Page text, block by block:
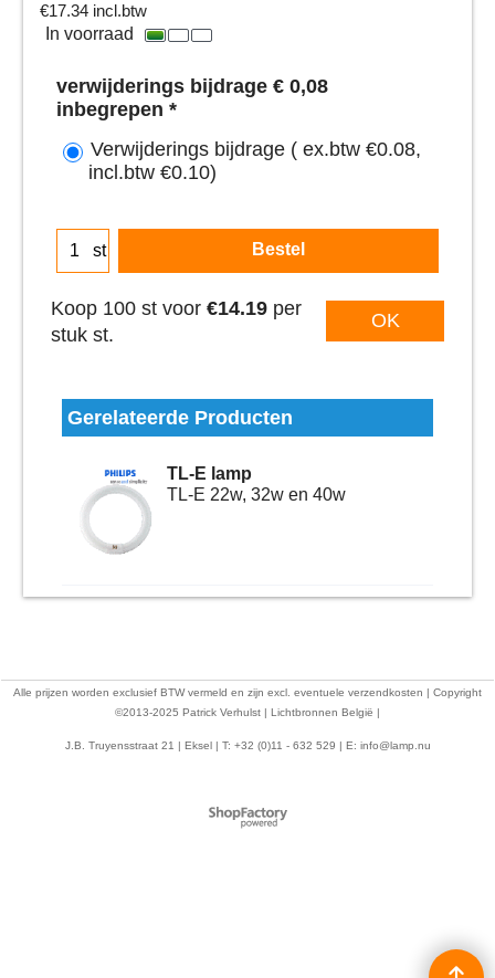
€17.34 incl.btw
In voorraad
verwijderings bijdrage € 0,08
inbegrepen *
Verwijderings bijdrage ( ex.btw €0.08,
incl.btw €0.10)
st Bestel
Koop 100 st voor €14.19 per
stuk st.
OK
Gerelateerde Producten
TL-E lamp
TL-E 22w, 32w en 40w
Alle prijzen worden exclusief BTW vermeld en zijn excl. eventuele verzendkosten | Copyright
©2013-2025 Patrick Verhulst | Lichtbronnen België |
J.B. Truyensstraat 21 | Eksel | T: +32 (0)11 - 632 529 | E: info@lamp.nu
Webwinkel gemaakt met
ShopFactory webwinkel